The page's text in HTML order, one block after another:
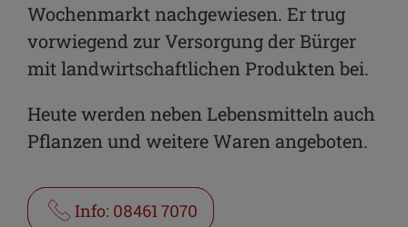
Link kopieren
E-Mail
Wochenmarkt nachgewiesen. Er trug
vorwiegend zur Versorgung der Bürger
mit landwirtschaftlichen Produkten bei.
Heute werden neben Lebensmitteln auch
Pflanzen und weitere Waren angeboten.
Info: 08461 7070